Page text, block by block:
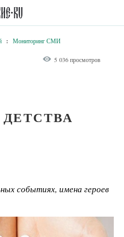
: Мониторинг СМИ
5 036 просмотров
событиях, имена героев